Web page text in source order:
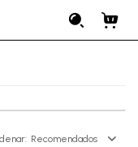
Recomendados